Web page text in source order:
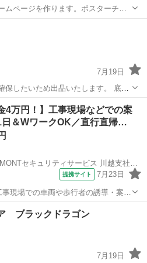
ムページを作ります。ポスターチラ
談ください。
7月19日
したいため出品いたします。 底に
に虫対策のオルトランと肥料のマグ
その他 ドラセナ
4万円！】工事現場などでの案
日＆WワークOK／直行直帰…
株式会社VOLLMONTセキュリティサービス 川越支社〈日勤〉(37)
提携サイト 7月23日
現場での車両や歩行者の誘導・案内
・学歴は一切不問！応募された方と
ブラックドラゴン
7月19日